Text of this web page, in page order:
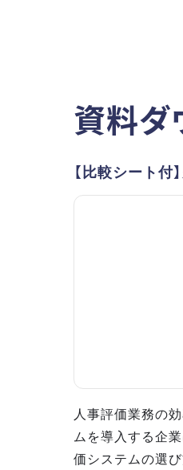
資料ダ
【比較シート
人事評価業務の
ムを導入する企
価システムの選